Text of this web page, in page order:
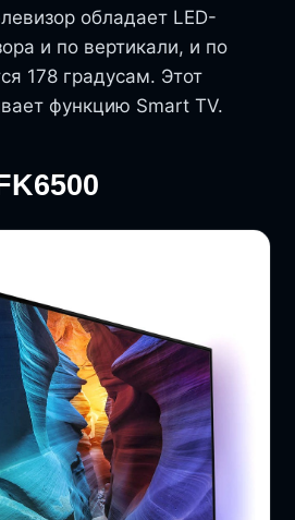
обладает LED-
и по вертикали, и по
178 градусам. Этот
функцию Smart TV.